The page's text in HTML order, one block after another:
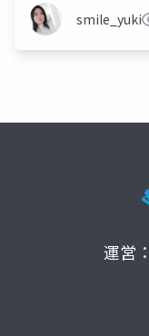
運営